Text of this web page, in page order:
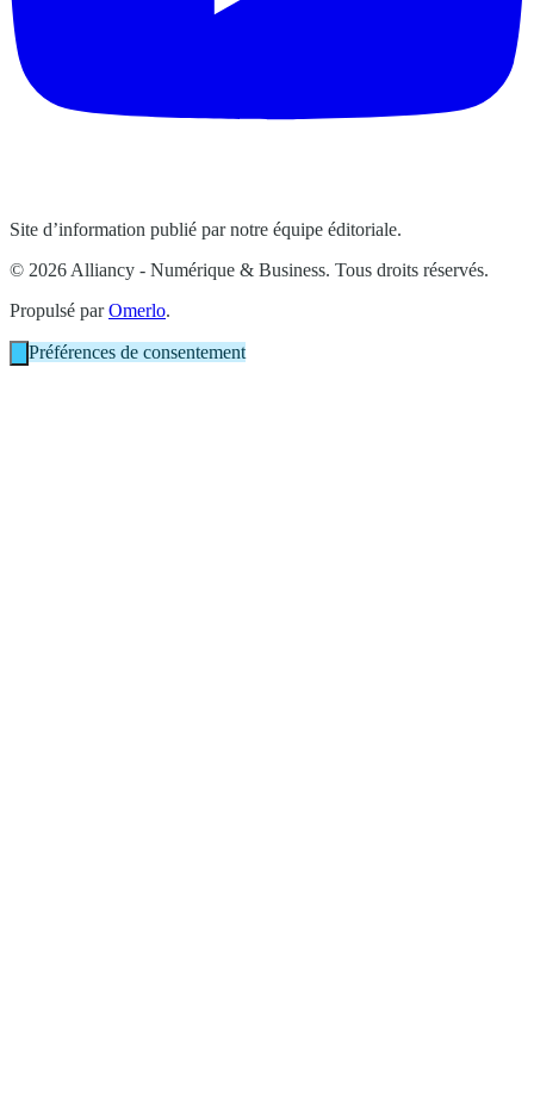
Site d’information publié par notre équipe éditoriale.
© 2026 Alliancy - Numérique & Business. Tous droits réservés.
Propulsé parOmerlo.
Préférences de consentement